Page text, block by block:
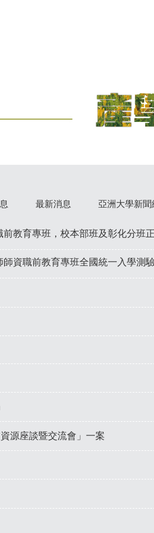
最新消息 亞洲大學新聞
前教育專班，校本部班及彰化分班
師資職前教育專班全國統一入學測
源座談暨交流會」一案